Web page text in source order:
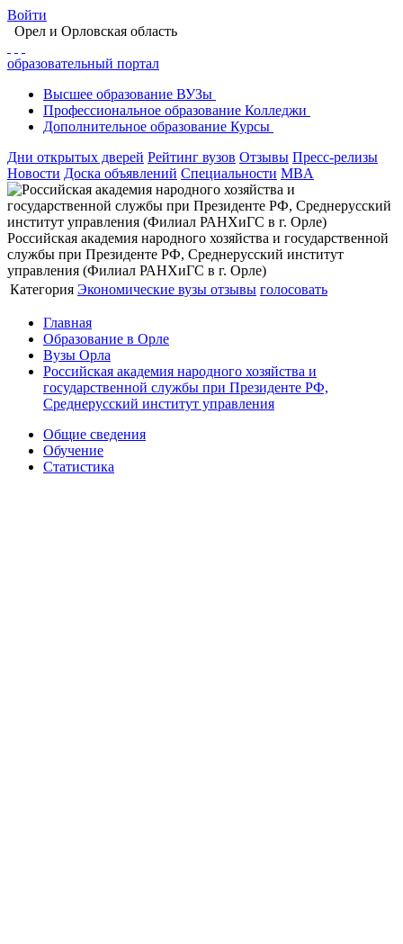
Войти
Орел и Орловская область
образовательный портал
Высшее образование ВУЗы
Профессиональное образование Колледжи
Дополнительное образование Курсы
Дни открытых дверей Рейтинг вузов Отзывы Пресс-релизы
Новости Доска объявлений Специальности MBA
Российская академия народного хозяйства и государственной
службы при Президенте РФ, Среднерусский институт
управления (Филиал РАНХиГС в г. Орле)
Категория Экономические вузы отзывы голосовать
Главная
Образование в Орле
Вузы Орла
Российская академия народного хозяйства и
государственной службы при Президенте РФ,
Среднерусский институт управления
Общие сведения
Обучение
Статистика